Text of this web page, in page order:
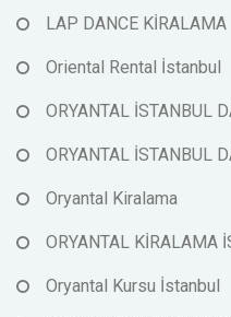
LAP DANCE KİRALAMA
Oriental Rental İstanbul
ORYANTAL İSTANBUL
ORYANTAL İSTANBUL
Oryantal Kiralama
ORYANTAL KİRALAMA
Oryantal Kursu İstanbul